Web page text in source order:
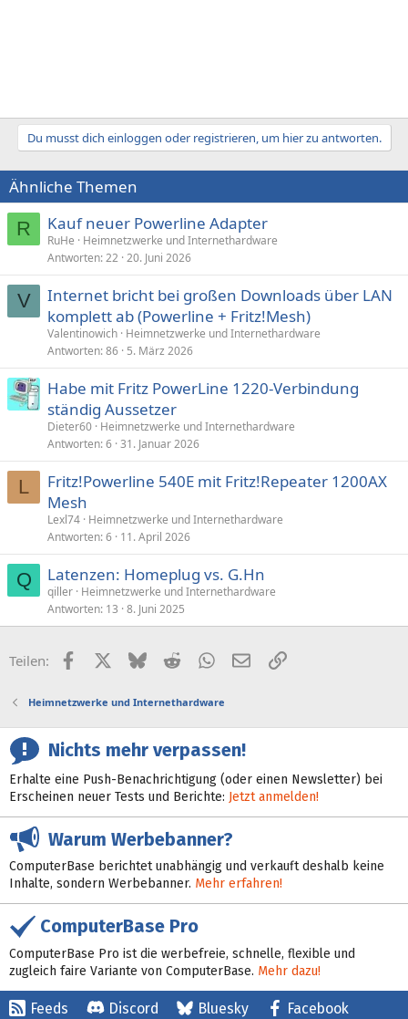
Du musst dich einloggen oder registrieren, um hier zu antworten.
Ähnliche Themen
R Kauf neuer Powerline Adapter
RuHe
Heimnetzwerke und Internethardware
Antworten 22 20. Juni 2026
V
Internet bricht bei großen Downloads über LAN
komplett ab (Powerline + Fritz!Mesh)
Valentinowich Heimnetzwerke und Internethardware
Antworten 86 5. März 2026
Habe mit Fritz PowerLine 1220-Verbindung
ständig Aussetzer
Dieter60 Heimnetzwerke und Internethardware
Antworten 6 31. Januar 2026
L
Fritz!Powerline 540E mit Fritz!Repeater 1200AX
Mesh
Lexl74 Heimnetzwerke und Internethardware
Antworten 6 11. April 2026
Q Latenzen: Homeplug vs. G.Hn
qiller Heimnetzwerke und Internethardware
Antworten 13 8. Juni 2025
Teilen: FacebookX (Twitter)
BlueskyRedditWhatsApp
E-MailLink
Heimnetzwerke und Internethardware
Nichts mehr verpassen!
Erhalte eine Push-Benachrichtigung (oder einen Newsletter) bei
Erscheinen neuer Tests und Berichte: Jetzt anmelden!
Warum Werbebanner?
ComputerBase berichtet unabhängig und verkauft deshalb keine
Inhalte, sondern Werbebanner. Mehr erfahren!
ComputerBase Pro
ComputerBase Pro ist die werbefreie, schnelle, flexible und
zugleich faire Variante von ComputerBase. Mehr dazu!
Feeds Discord Bluesky Facebook